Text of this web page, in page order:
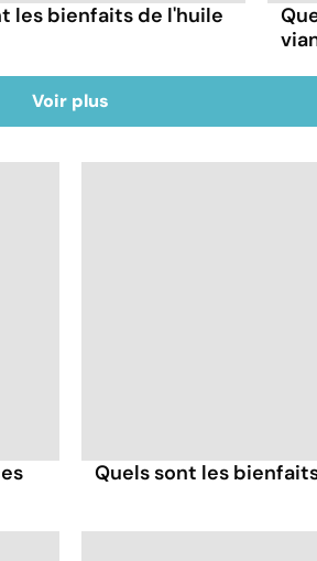
les bienfaits de l'huile
Voir plus
Quels sont les